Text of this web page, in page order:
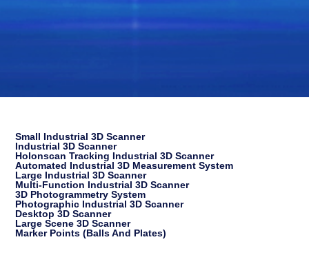
Small Industrial 3D Scanner
Industrial 3D Scanner
Holonscan Tracking Industrial 3D Scanner
Automated Industrial 3D Measurement System
Large Industrial 3D Scanner
Multi-Function Industrial 3D Scanner
3D Photogrammetry System
Photographic Industrial 3D Scanner
Desktop 3D Scanner
Large Scene 3D Scanner
Marker Points (balls And Plates)